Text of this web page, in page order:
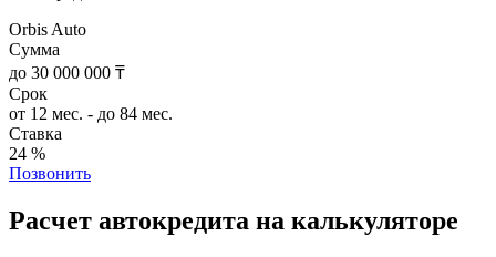
Orbis Auto
Сумма
до 30 000 000 ₸
Срок
от 12 мес. - до 84 мес.
Ставка
24 %
Позвонить
Расчет автокредита на калькуляторе